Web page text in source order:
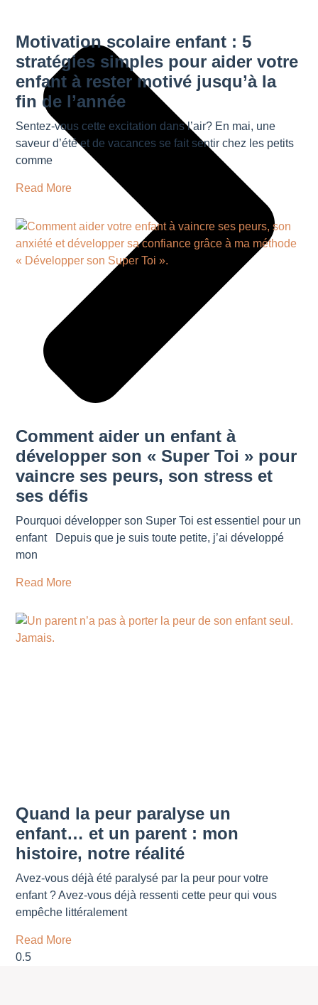
Motivation scolaire enfant : 5
stratégies simples pour aider votre
enfant à rester motivé jusqu’à la
fin de l’année
Sentez-vous cette excitation dans l’air? En mai, une
saveur d’été et de vacances se fait sentir chez les petits
comme
Read More
Comment aider un enfant à
développer son « Super Toi » pour
vaincre ses peurs, son stress et
ses défis
Pourquoi développer son Super Toi est essentiel pour un
enfant Depuis que je suis toute petite, j’ai développé
mon
Read More
Quand la peur paralyse un
enfant… et un parent : mon
histoire, notre réalité
Avez-vous déjà été paralysé par la peur pour votre
enfant ? Avez-vous déjà ressenti cette peur qui vous
empêche littéralement
Read More